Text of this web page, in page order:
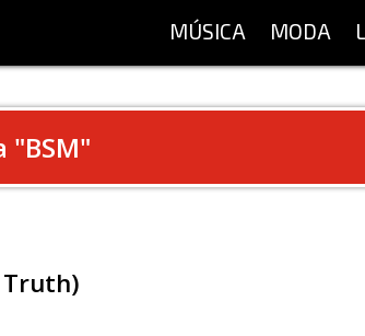
MÚSICA MODA
"BSM"
Truth)